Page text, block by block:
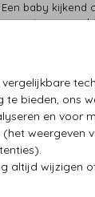
te bieden, ons
en voor
weergeven
altijd wijzigen
baby kijkend
grotere zus